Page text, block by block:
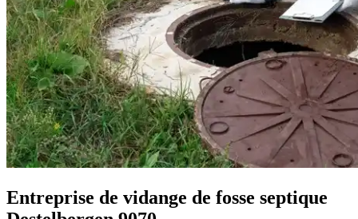
Entreprise de vidange de fosse septique